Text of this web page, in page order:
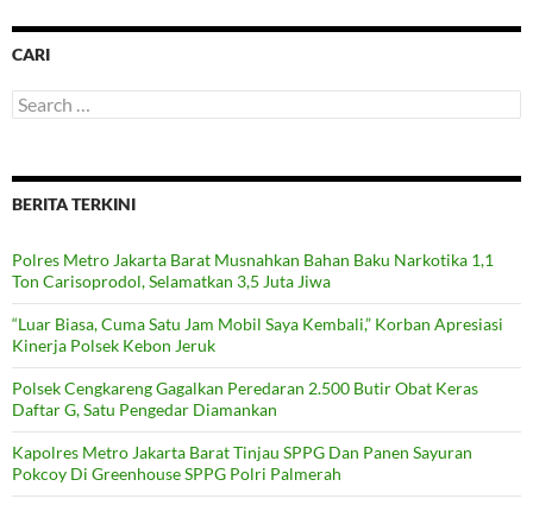
CARI
Search
for:
BERITA TERKINI
Polres Metro Jakarta Barat Musnahkan Bahan Baku Narkotika 1,1
Ton Carisoprodol, Selamatkan 3,5 Juta Jiwa
“Luar Biasa, Cuma Satu Jam Mobil Saya Kembali,” Korban Apresiasi
Kinerja Polsek Kebon Jeruk
Polsek Cengkareng Gagalkan Peredaran 2.500 Butir Obat Keras
Daftar G, Satu Pengedar Diamankan
Kapolres Metro Jakarta Barat Tinjau SPPG Dan Panen Sayuran
Pokcoy Di Greenhouse SPPG Polri Palmerah